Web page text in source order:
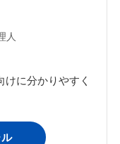
人
に分かりやすく